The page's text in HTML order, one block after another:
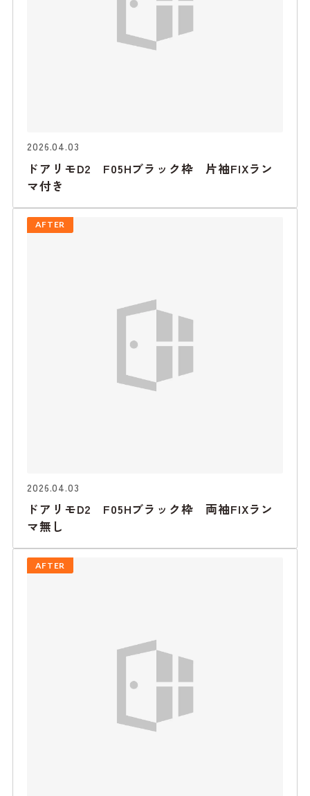
2026.04.03
ドアリモD2 F05Hブラック枠 片袖FIXラン
マ付き
AFTER
2026.04.03
ドアリモD2 F05Hブラック枠 両袖FIXラン
マ無し
AFTER